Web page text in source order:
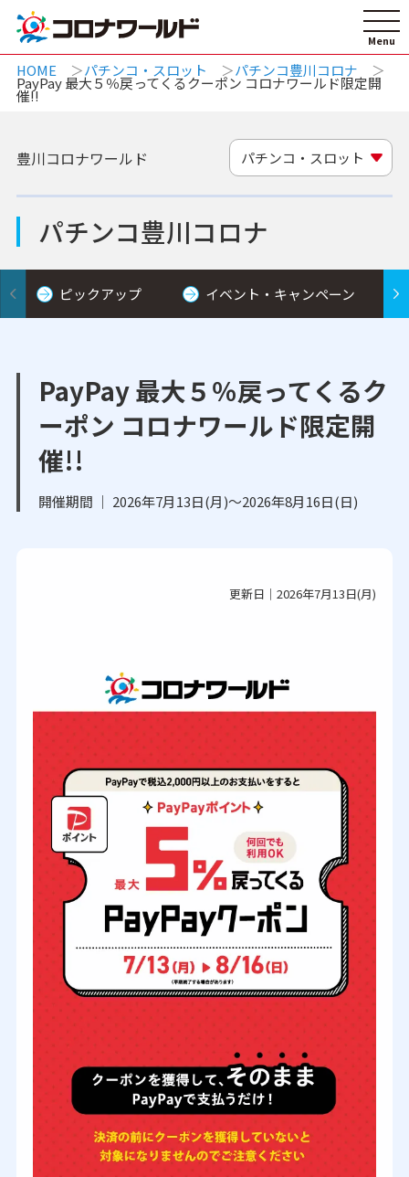
HOME パチンコ・スロット パチンコ豊川コロナ
PayPay 最大５％戻ってくるクーポン コロナワールド限定開
催!!
パチンコ豊川コロナ
豊川コロナワールド パチンコ・スロット
ピックアップ イベント・キャンペーン
PayPay 最大５％戻ってくるク
ーポン コロナワールド限定開
催!!
開催期間 ｜ 2026年7月13日(月)～2026年8月16日(日)
更新日｜2026年7月13日(月)